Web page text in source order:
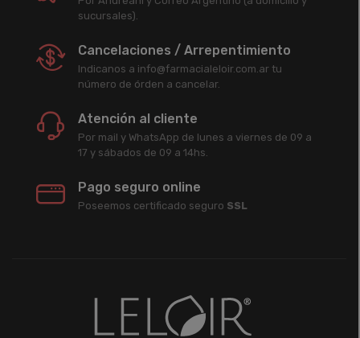
sucursales).
Cancelaciones / Arrepentimiento
Indicanos a info@farmacialeloir.com.ar tu
número de órden a cancelar.
Atención al cliente
Por mail y WhatsApp de lunes a viernes de 09 a
17 y sábados de 09 a 14hs.
Pago seguro online
Poseemos certificado seguro SSL